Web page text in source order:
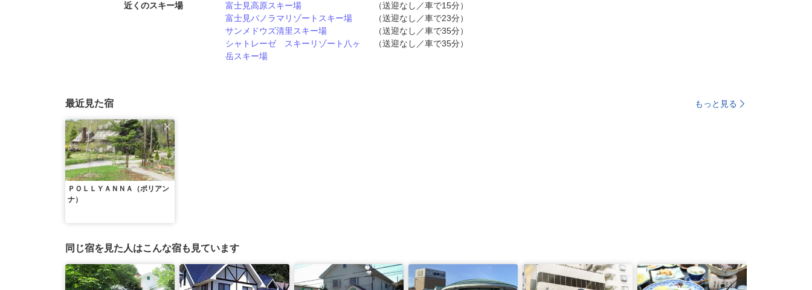
近くのスキー場 富士見高原スキー場
（送迎なし／車で15分）
富士見パノラマリゾートスキー場
（送迎なし／車で23分）
サンメドウズ清里スキー場
（送迎なし／車で35分）
シャトレーゼ スキーリゾート八ヶ
岳スキー場
（送迎なし／車で35分）
最近見た宿 もっと見る
ＰＯＬＬＹＡＮＮＡ（ポリアン
ナ）
同じ宿を見た人はこんな宿も見ています